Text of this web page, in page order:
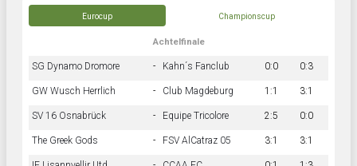
Eurocup Championscup
Achtelfinale
SG Dynamo Dromore - Kahn´s Fanclub 0:0 0:3
GW Wusch Herrlich - Club Magdeburg 1:1 3:1
SV 16 Osnabrück - Equipe Tricolore 2:5 0:0
The Greek Gods - FSV AlCatraz 05 3:1 3:1